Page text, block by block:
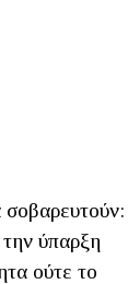
σοβαρευτούν:
ύπαρξη
ούτε το